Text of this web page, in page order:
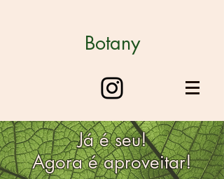
Botany
Já é seu!
Agora é aproveitar!